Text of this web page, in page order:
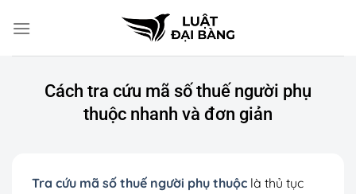
đến
Cách tra cứu mã số thuế người phụ
thuộc nhanh và đơn giản
Tra cứu mã số thuế người phụ thuộc là thủ tục